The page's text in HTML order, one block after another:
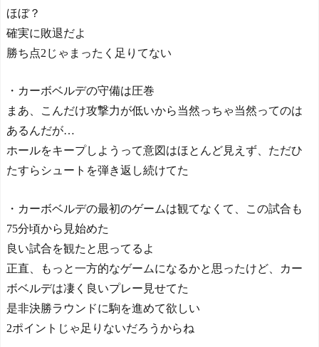
ほぼ？
確実に敗退だよ
勝ち点2じゃまったく足りてない
・カーボベルデの守備は圧巻
まあ、こんだけ攻撃力が低いから当然っちゃ当然ってのは
あるんだが…
ホールをキープしようって意図はほとんど見えず、ただひ
たすらシュートを弾き返し続けてた
・カーボベルデの最初のゲームは観てなくて、この試合も
75分頃から見始めた
良い試合を観たと思ってるよ
正直、もっと一方的なゲームになるかと思ったけど、カー
ボベルデは凄く良いプレー見せてた
是非決勝ラウンドに駒を進めて欲しい
2ポイントじゃ足りないだろうからね